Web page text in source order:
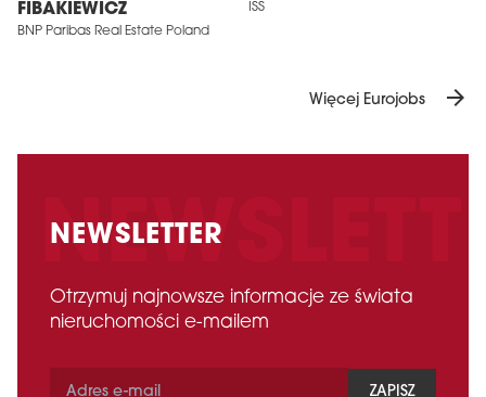
FIBAKIEWICZ
BNP Paribas Real Estate Poland
ISS
Więcej Eurojobs arrow_forward
NEWSLETTER
Otrzymuj najnowsze informacje ze świata
nieruchomości e-mailem
ZAPISZ